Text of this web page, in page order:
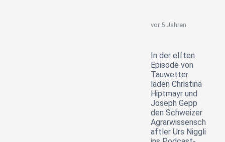
vor 5 Jahren
In der elften
Episode von
Tauwetter
laden Christina
Hiptmayr und
Joseph Gepp
den Schweizer
Agrarwissensch
aftler Urs Niggli